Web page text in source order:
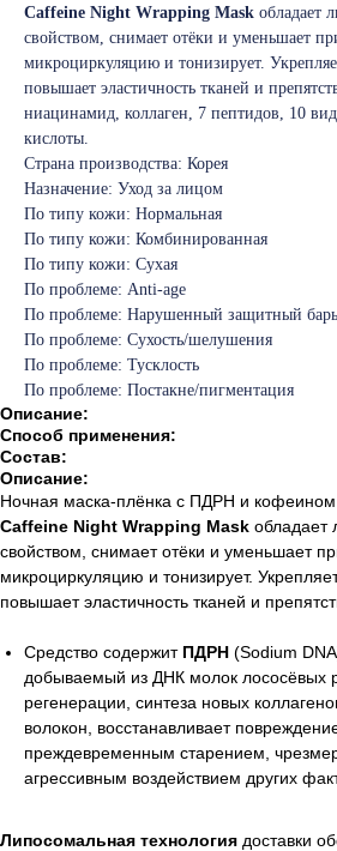
Caffeine Night Wrapping Mask обладает
свойством, снимает отёки и уменьшает
микроциркуляцию и тонизирует.
повышает эластичность тканей и
ниацинамид, коллаген, 7 пептидов, 10
кислоты.
Страна производства: Корея
Назначение: Уход за лицом
По типу кожи: Нормальная
По типу кожи: Комбинированная
По типу кожи: Сухая
По проблеме: Anti-age
По проблеме: Нарушенный защитный
По проблеме: Сухость/шелушения
По проблеме: Тусклость
По проблеме: Постакне/пигментация
Описание:
Способ применения:
Состав:
Описание:
Ночная маска-плёнка с ПДРН и кофеином
Caffeine Night Wrapping Mask
свойством, снимает отёки и уменьшает
микроциркуляцию и тонизирует.
повышает эластичность тканей и
Средство содержит ПДРН (Sodium
добываемый из ДНК молок лососёвых
регенерации, синтеза новых
волокон, восстанавливает
преждевременным старением,
агрессивным воздействием других
Липосомальная технология доставки